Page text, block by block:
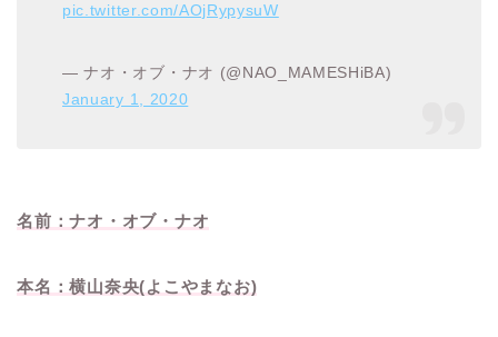
pic.twitter.com/AOjRypysuW
— ナオ・オブ・ナオ (@NAO_MAMESHiBA)
January 1, 2020
名前：ナオ・オブ・ナオ
本名：横山奈央(よこやまなお)